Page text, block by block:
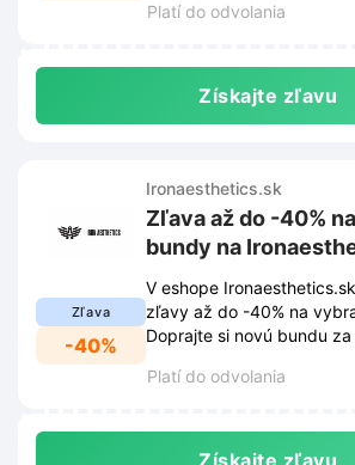
Platí do odvolania
Získajte zľavu
Zľava
-40%
Ironaesthetics.sk
Zľava až do -40%
bundy na
V eshope
zľavy až do -40% na
Doprajte si novú bundu
Platí do odvolania